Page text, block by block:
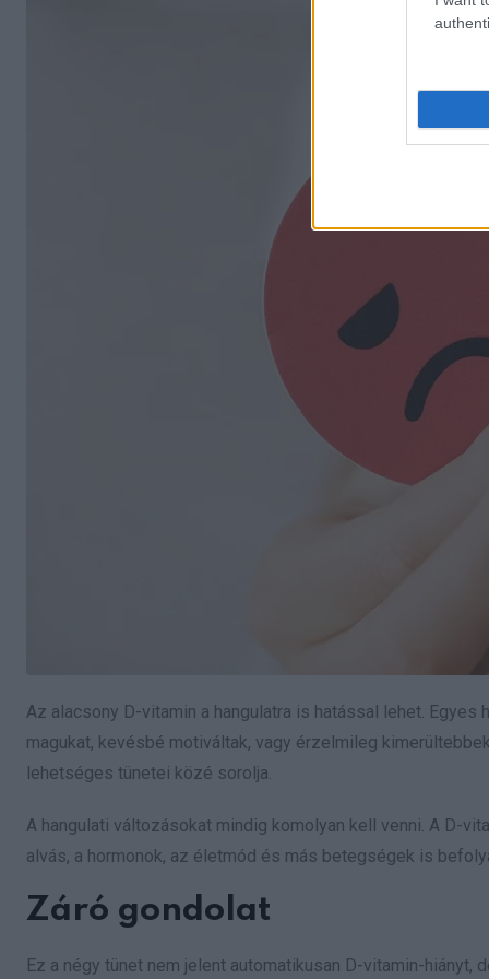
Az alacsony D-vitamin a hangulatra is hatással lehet.
magukat, kevésbé motiváltak, vagy érzelmileg
lehetséges tünetei közé sorolja.
A hangulati változásokat mindig komolyan kell venni. A D-
alvás, a hormonok, az életmód és más betegségek is
Záró gondolat
Ez a négy tünet nem jelent automatikusan D-vitamin-